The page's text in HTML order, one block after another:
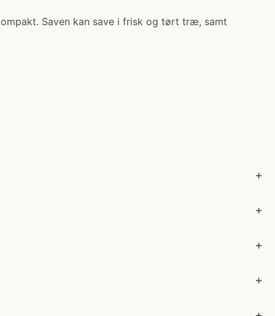
Saven kan save i frisk og tørt træ, samt